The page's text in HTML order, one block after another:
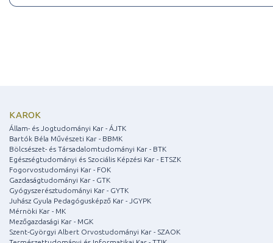
KAROK
Állam- és Jogtudományi Kar - ÁJTK
Bartók Béla Művészeti Kar - BBMK
Bölcsészet- és Társadalomtudományi Kar - BTK
Egészségtudományi és Szociális Képzési Kar - ETSZK
Fogorvostudományi Kar - FOK
Gazdaságtudományi Kar - GTK
Gyógyszerésztudományi Kar - GYTK
Juhász Gyula Pedagógusképző Kar - JGYPK
Mérnöki Kar - MK
Mezőgazdasági Kar - MGK
Szent-Györgyi Albert Orvostudományi Kar - SZAOK